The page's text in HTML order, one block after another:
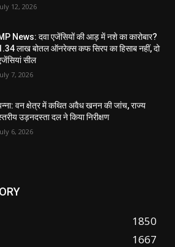
12, 2026
News: दवा एजेंसियों की आड़ में नशे का कारोबार?
लाख बोतल ऑनरेक्स कफ सिरप का हिसाब नहीं, दो
सील
7, 2026
वन क्षेत्र में कथित अवैध खनन की जांच, राज्य
उड़नदस्ता दल ने किया निरीक्षण
6, 2026
1850
1667